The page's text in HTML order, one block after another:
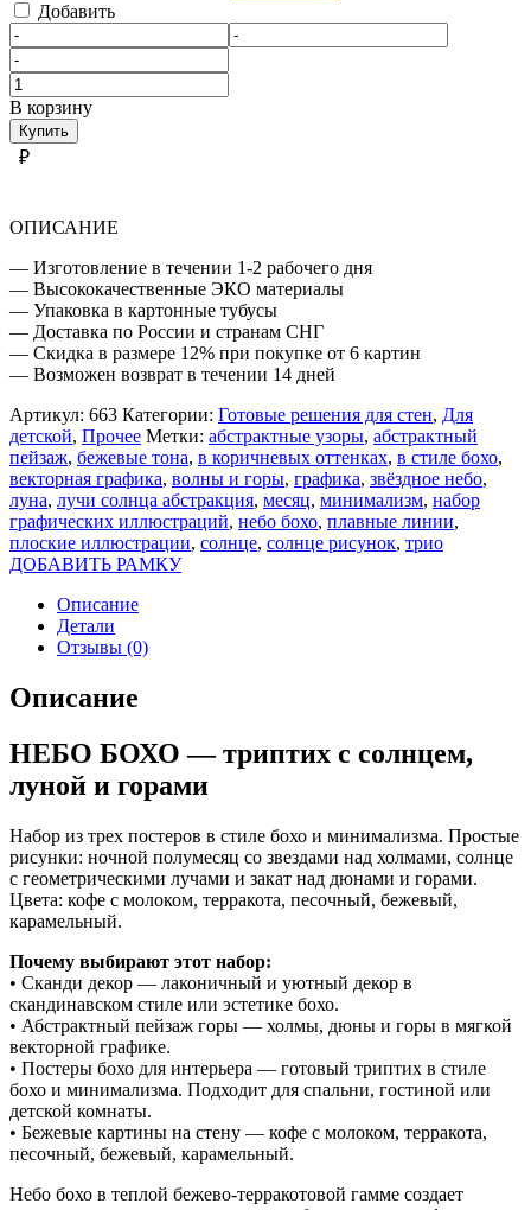
Добавить
Количество
товара
НЕБО
БОХО
В корзину
Купить
₽
ОПИСАНИЕ
— Изготовление в течении 1-2 рабочего дня
— Высококачественные ЭКО материалы
— Упаковка в картонные тубусы
— Доставка по России и странам СНГ
— Скидка в размере 12% при покупке от 6 картин
— Возможен возврат в течении 14 дней
Артикул: 663 Категории: Готовые решения для стен, Для
детской, Прочее Метки: абстрактные узоры, абстрактный
пейзаж, бежевые тона, в коричневых оттенках, в стиле бохо,
векторная графика, волны и горы, графика, звёздное небо,
луна, лучи солнца абстракция, месяц, минимализм, набор
графических иллюстраций, небо бохо, плавные линии,
плоские иллюстрации, солнце, солнце рисунок, трио
ДОБАВИТЬ РАМКУ
Описание
Детали
Отзывы (0)
Описание
НЕБО БОХО — триптих с солнцем,
луной и горами
Набор из трех постеров в стиле бохо и минимализма. Простые
рисунки: ночной полумесяц со звездами над холмами, солнце
с геометрическими лучами и закат над дюнами и горами.
Цвета: кофе с молоком, терракота, песочный, бежевый,
карамельный.
Почему выбирают этот набор:
• Сканди декор — лаконичный и уютный декор в
скандинавском стиле или эстетике бохо.
• Абстрактный пейзаж горы — холмы, дюны и горы в мягкой
векторной графике.
• Постеры бохо для интерьера — готовый триптих в стиле
бохо и минимализма. Подходит для спальни, гостиной или
детской комнаты.
• Бежевые картины на стену — кофе с молоком, терракота,
песочный, бежевый, карамельный.
Небо бохо в теплой бежево-терракотовой гамме создает